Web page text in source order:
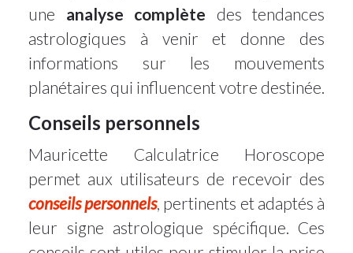
une analyse complète des tendances
astrologiques à venir et donne des
informations sur les mouvements
planétaires qui influencent votre destinée.
Conseils personnels
Mauricette Calculatrice Horoscope
permet aux utilisateurs de recevoir des
conseils personnels, pertinents et adaptés à
leur signe astrologique spécifique. Ces